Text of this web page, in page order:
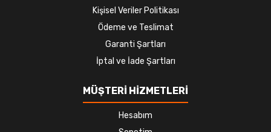
Kişisel Veriler Politikası
Ödeme ve Teslimat
Garanti Şartları
İptal ve İade Şartları
MÜŞTERİ HİZMETLERİ
Hesabım